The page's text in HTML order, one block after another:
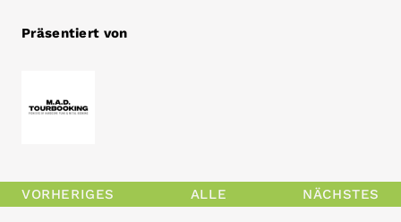
Präsentiert von
VORHERIGES ALLE NÄCHSTES